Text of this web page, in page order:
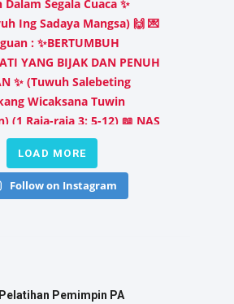
LOAD MORE
Follow on Instagram
Pelatihan Pemimpin PA